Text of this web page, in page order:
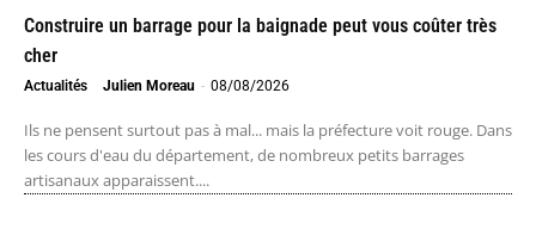
Construire un barrage pour la baignade peut vous coûter très
cher
Actualités Julien Moreau - 08/08/2026
Ils ne pensent surtout pas à mal... mais la préfecture voit rouge. Dans
les cours d'eau du département, de nombreux petits barrages
artisanaux apparaissent....